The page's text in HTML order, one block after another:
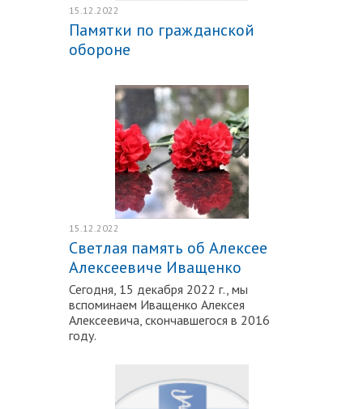
15.12.2022
Памятки по гражданской
обороне
15.12.2022
Светлая память об Алексее
Алексеевиче Иващенко
Сегодня, 15 декабря 2022 г., мы
вспоминаем Иващенко Алексея
Алексеевича, скончавшегося в 2016
году.